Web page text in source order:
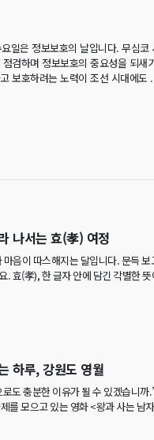
일은 정보보호의 날입니다. 무심코
검하며 정보보호의 중요성을 되새
보호하려는 노력이 조선 시대에도
나서는 효(孝) 여정
음이 따스해지는 달입니다. 문득
. 효(孝), 한 글자 안에 담긴 각별한 뜻
하루, 강원도 영월
도 충분한 이유가 될 수 있겠습니까
를 모으고 있는 영화 <왕과 사는 남